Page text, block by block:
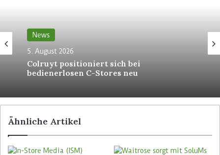
strategischen Umbaus sei, den Zugang der
Kunden zu den Produkten über alle Kanäle
hinweg zu erleichtern.
Zeitoptimierung in den Filialen
Die Effizienz der Filialen und Mitarbeiter von
Cloud-basierten Vusion-Plattform von SES
Imagotag gesteigert werden. Die Technologie
ermöglicht die Automatisierung der
News
5. August 2026
Colruyt positioniert sich bei
bedienerlosen C-Stores neu
Ähnliche Artikel